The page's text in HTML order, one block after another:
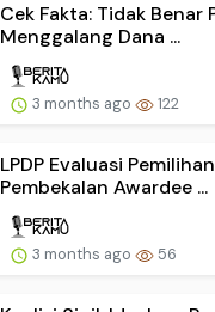
Cek Fakta: Tidak Benar
Menggalang Dana ...
3 months ago 122
LPDP Evaluasi
Pembekalan Awardee ...
3 months ago 56